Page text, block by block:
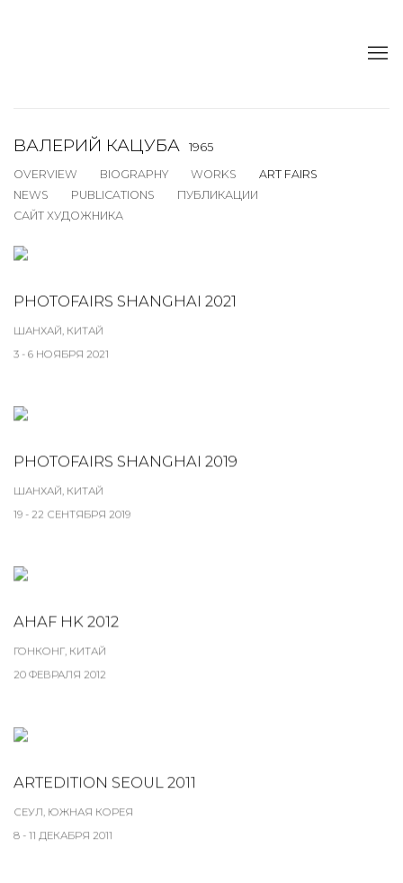
ВАЛЕРИЙ КАЦУБА
1965
OVERVIEW
BIOGRAPHY WORKS
ART FAIRS
NEWS
PUBLICATIONS
ПУБЛИКАЦИИ
САЙТ ХУДОЖНИКА
PHOTOFAIRS SHANGHAI 2021
ШАНХАЙ, КИТАЙ
3 - 6 НОЯБРЯ 2021
PHOTOFAIRS SHANGHAI 2019
ШАНХАЙ, КИТАЙ
19 - 22 СЕНТЯБРЯ 2019
AHAF HK 2012
ГОНКОНГ, КИТАЙ
20 ФЕВРАЛЯ 2012
ARTEDITION SEOUL 2011
СЕУЛ, ЮЖНАЯ КОРЕЯ
8 - 11 ДЕКАБРЯ 2011